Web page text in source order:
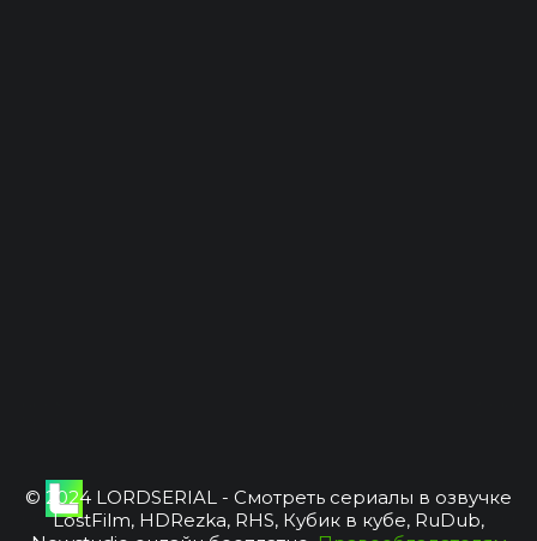
© 2024 LORDSERIAL - Смотреть сериалы в озвучке
LostFilm, HDRezka, RHS, Кубик в кубе, RuDub,